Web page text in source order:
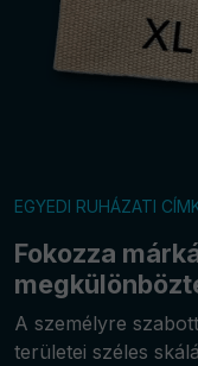
EGYEDI RUHÁZATI
Fokozza
A személyre
területei széles